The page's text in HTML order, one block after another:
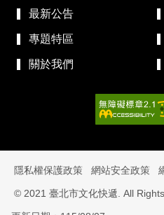
最新公告
專題特區
關於我們
隱私權保護政策 網站安全政策
© 2021 臺北市文化快遞. All